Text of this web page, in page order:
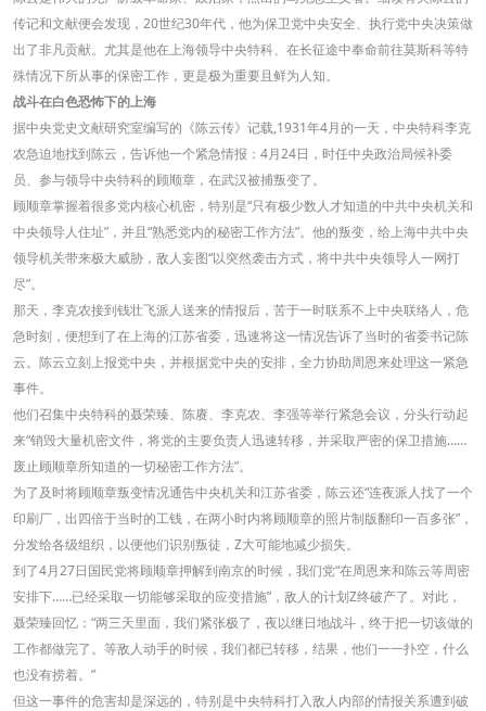
传记和文献便会发现，20世纪30年代，他为保卫党中央安全、执行党中央决策做
出了非凡贡献。尤其是他在上海领导中央特科、在长征途中奉命前往莫斯科等特
殊情况下所从事的保密工作，更是极为重要且鲜为人知。
战斗在白色恐怖下的上海
据中央党史文献研究室编写的《陈云传》记载,1931年4月的一天，中央特科李克
农急迫地找到陈云，告诉他一个紧急情报：4月24日，时任中央政治局候补委
员、参与领导中央特科的顾顺章，在武汉被捕叛变了。
顾顺章掌握着很多党内核心机密，特别是“只有极少数人才知道的中共中央机关和
中央领导人住址”，并且“熟悉党内的秘密工作方法”。他的叛变，给上海中共中央
领导机关带来极大威胁，敌人妄图“以突然袭击方式，将中共中央领导人一网打
尽”。
那天，李克农接到钱壮飞派人送来的情报后，苦于一时联系不上中央联络人，危
急时刻，便想到了在上海的江苏省委，迅速将这一情况告诉了当时的省委书记陈
云。陈云立刻上报党中央，并根据党中央的安排，全力协助周恩来处理这一紧急
事件。
他们召集中央特科的聂荣臻、陈赓、李克农、李强等举行紧急会议，分头行动起
来“销毁大量机密文件，将党的主要负责人迅速转移，并采取严密的保卫措施……
废止顾顺章所知道的一切秘密工作方法”。
为了及时将顾顺章叛变情况通告中央机关和江苏省委，陈云还“连夜派人找了一个
印刷厂，出四倍于当时的工钱，在两小时内将顾顺章的照片制版翻印一百多张”，
分发给各级组织，以便他们识别叛徒，Z大可能地减少损失。
到了4月27日国民党将顾顺章押解到南京的时候，我们党“在周恩来和陈云等周密
安排下……已经采取一切能够采取的应变措施”，敌人的计划Z终破产了。对此，
聂荣臻回忆：“两三天里面，我们紧张极了，夜以继日地战斗，终于把一切该做的
工作都做完了。等敌人动手的时候，我们都已转移，结果，他们一一扑空，什么
也没有捞着。”
但这一事件的危害却是深远的，特别是中央特科打入敌人内部的情报关系遭到破